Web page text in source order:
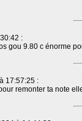
:
gou 9.80 c énorme
17:57:25 :
remonter ta note